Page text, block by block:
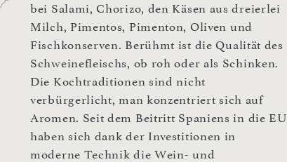
bei Salami, Chorizo, den Käsen aus dreierlei
Milch, Pimentos, Pimenton, Oliven und
Fischkonserven. Berühmt ist die Qualität des
Schweinefleischs, ob roh oder als Schinken.
Die Kochtraditionen sind nicht
verbürgerlicht, man konzentriert sich auf
Aromen. Seit dem Beitritt Spaniens in die EU
haben sich dank der Investitionen in
moderne Technik die Wein- und